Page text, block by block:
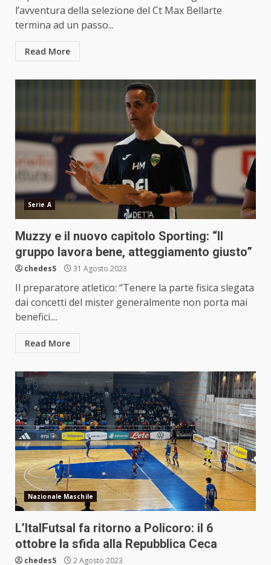
l’avventura della selezione del Ct Max Bellarte
termina ad un passo...
Read More
Serie A
Muzzy e il nuovo capitolo Sporting: “Il
gruppo lavora bene, atteggiamento giusto”
chedes5 31 Agosto 2023
Il preparatore atletico: “Tenere la parte fisica slegata
dai concetti del mister generalmente non porta mai
benefici....
Read More
Nazionale Maschile
L’ItalFutsal fa ritorno a Policoro: il 6
ottobre la sfida alla Repubblica Ceca
chedes5 2 Agosto 2023